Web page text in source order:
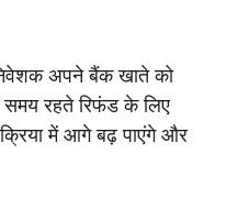
अपने बैंक खाते को
रहते रिफंड के लिए
में आगे बढ़ पाएंगे और